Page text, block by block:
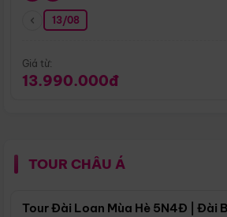
13/08
Giá từ:
13.990.000đ
TOUR CHÂU Á
Tour Đài Loan Mùa Hè 5N4Đ | Đài